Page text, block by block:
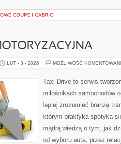
COUPE I CABRIO
LUT - 3 - 2026 MOŻLIWOŚĆ
Taxi Drive to serwis
miłośnikach samochodów
lepiej zrozumieć branżę
którym praktyka spotyka
mądrą wiedzą o tym, jak
od wyboru auta, przez